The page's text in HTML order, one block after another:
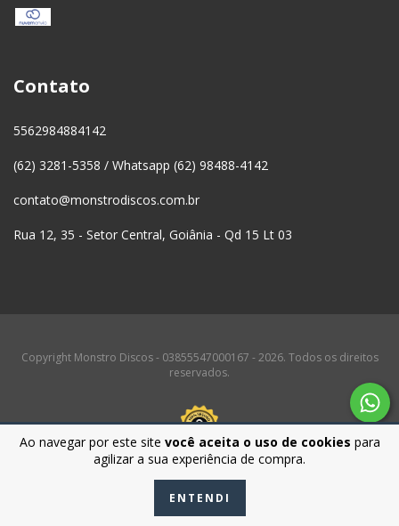
Ao navegar por este site você aceita o uso de cookies para
agilizar a sua experiência de compra.
ENTENDI
Contato
5562984884142
(62) 3281-5358 / Whatsapp (62) 98488-4142
contato@monstrodiscos.com.br
Rua 12, 35 - Setor Central, Goiânia - Qd 15 Lt 03
Copyright Monstro Discos - 03855547000167 - 2026. Todos os direitos
reservados.